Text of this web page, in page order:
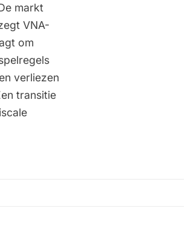
markt
VNA-
om
verliezen
transitie